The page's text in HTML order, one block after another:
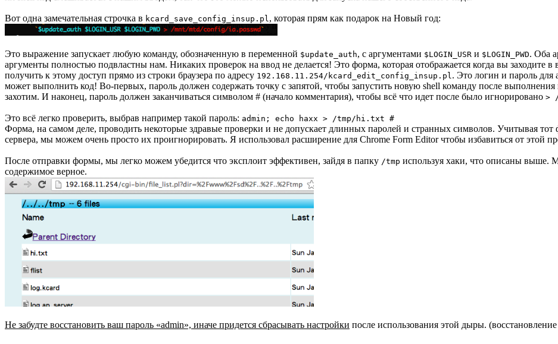
Вот одна замечательная строчка в kcard_save_config_insup.pl , которая прям как подарок на Новый год:
Это выражение запускает любую команду, обозначенную в переменной $update_auth, с аргументами $LOGIN_USR и $LOGIN_PWD. Оба
аргументы полностью подвластны нам. Никаких проверок на ввод не делается! Это форма, которая отображается когда вы заходите
получить к этому доступ прямо из строки браузера по адресу 192.168.11.254/kcard_edit_config_insup.pl . Это логин и пароль для
может выполнить код! Во-первых, пароль должен содержать точку с запятой, чтобы запустить новую shell команду после
захотим. И наконец, пароль должен заканчиваться символом # (начало комментария), чтобы всё что идет после было игнорировано >
Это всё легко проверить, выбрав например такой пароль: admin; echo haxx > /tmp/hi.txt #
Форма, на самом деле, проводить некоторые здравые проверки и не допускает длинных паролей и странных символов. Учитывая тот
сервера, мы можем очень просто их проигнорировать. Я использовал расширение для Chrome Form Editor чтобы избавиться от этой
После отправки формы, мы легко можем убедится что эксплоит эффективен, зайдя в папку /tmp используя хаки, что описаны выше.
содержимое верное.
Не забудте восстановить ваш пароль «admin», иначе придется сбрасывать настройки после использования этой дыры.